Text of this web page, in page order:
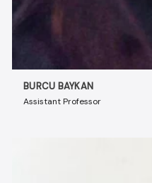
BURCU BAYKAN
Assistant Professor